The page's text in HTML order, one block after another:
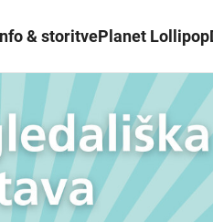
& storitvePlanet Lollipop